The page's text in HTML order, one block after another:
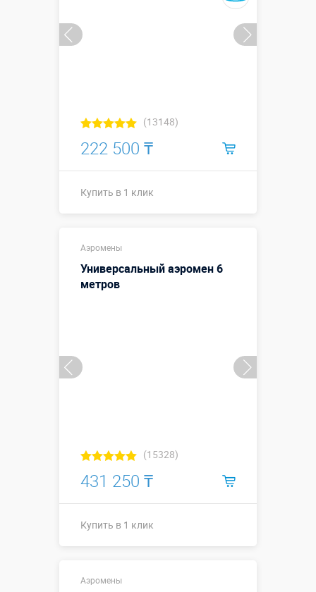
(13148)
222 500 ₸
Купить в 1 клик
Аэромены
Универсальный аэромен 6
метров
(15328)
431 250 ₸
Купить в 1 клик
Больше деталей →
Аэромены